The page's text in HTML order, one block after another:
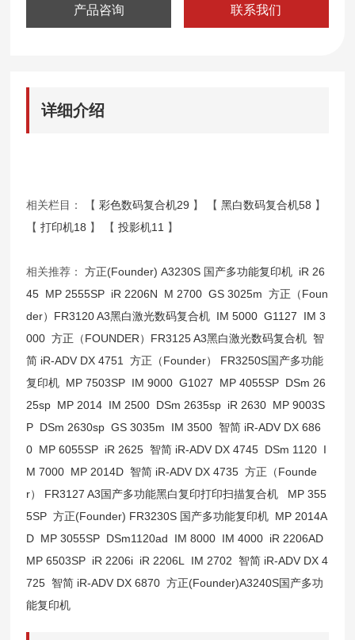
产品咨询 联系我们
详细介绍
相关栏目： 【 彩色数码复合机29 】 【 黑白数码复合机58 】
【 打印机18 】 【 投影机11 】
相关推荐：方正(Founder) A3230S 国产多功能复印机 iR 26
45 MP 2555SP iR 2206N M 2700 GS 3025m 方正（Foun
der）FR3120 A3黑白激光数码复合机 IM 5000 G1127
IM 3
000 方正（FOUNDER）FR3125 A3黑白激光数码复合机 智
简 iR-ADV DX 4751
方正（Founder） FR3250S国产多功能
复印机 MP 7503SP IM 9000 G1027 MP 4055SP DSm 26
25sp MP 2014 IM 2500 DSm 2635sp iR 2630 MP 9003S
P DSm 2630sp GS 3035m IM 3500 智简 iR-ADV DX 686
0 MP 6055SP iR 2625 智简 iR-ADV DX 4745 DSm 1120 I
M 7000 MP 2014D 智简 iR-ADV DX 4735 方正（Founde
r） FR3127 A3国产多功能黑白复印打印扫描复合机
MP 355
5SP 方正(Founder) FR3230S 国产多功能复印机 MP 2014A
D MP 3055SP DSm1120ad IM 8000 IM 4000 iR 2206AD
MP 6503SP iR 2206i iR 2206L IM 2702
智简 iR-ADV DX 4
725 智简 iR-ADV DX 6870 方正(Founder)A3240S国产多功
能复印机